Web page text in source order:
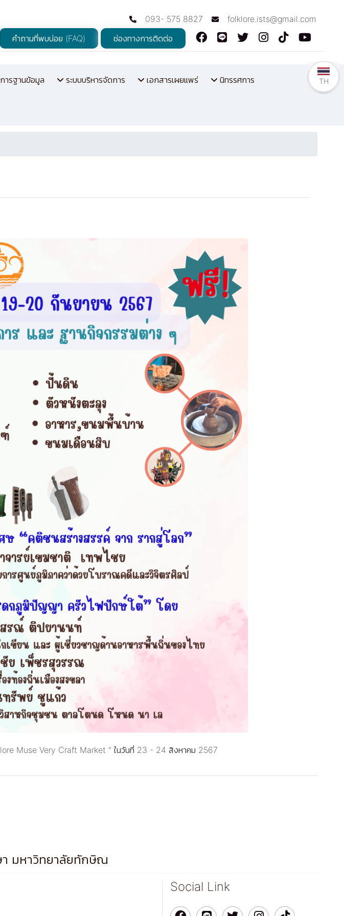
093- 575 8827
folklore.ists@gmail.com
คำถามที่พบบ่อย (FAQ) ช่องทางการติดต่อ
ารฐานข้อมูล ระบบบริหารจัดการ เอกสารเผยแพร่ นิทรรศการ
Muse Very Craft Market " ในวันที่ 23 - 24 สิงหาคม 2567
มหาวิทยาลัยทักษิณ
Social Link
TH
TH